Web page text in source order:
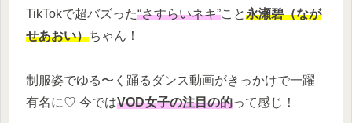
TikTokで超バズった“さすらいネキ”こと永瀬碧（なが
せあおい）ちゃん！
制服姿でゆる〜く踊るダンス動画がきっかけで一躍
有名に♡ 今ではVOD女子の注目の的って感じ！